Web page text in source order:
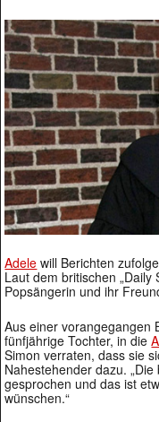
Adele will Berichten
Laut dem britischen
Popsängerin und ihr
Aus einer vorangegangen
fünfjährige Tochter, in die
Simon verraten, dass sie
Nahestehender dazu.
gesprochen und das ist
wünschen.“